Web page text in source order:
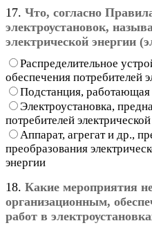
17. Что, согласно
электроустановок,
электрической энергии
Распределительное
обеспечения потребителей
Подстанция, работающая
Электроустановка,
потребителей
Аппарат, агрегат и др.,
преобразования
энергии
18. Какие мероприятия
организационным,
работ в